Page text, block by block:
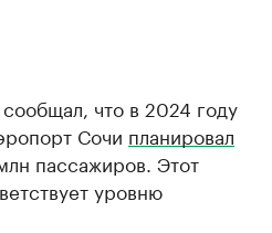
что в 2024 году
Сочи планировал
пассажиров. Этот
уровню